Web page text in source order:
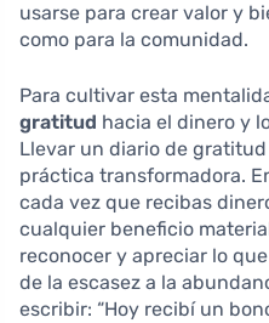
usarse para crear valor y
como para la comunidad.
Para cultivar esta
gratitud hacia el dinero y
Llevar un diario de
práctica transformadora.
cada vez que recibas
cualquier beneficio
reconocer y apreciar lo
de la escasez a la
escribir: “Hoy recibí un